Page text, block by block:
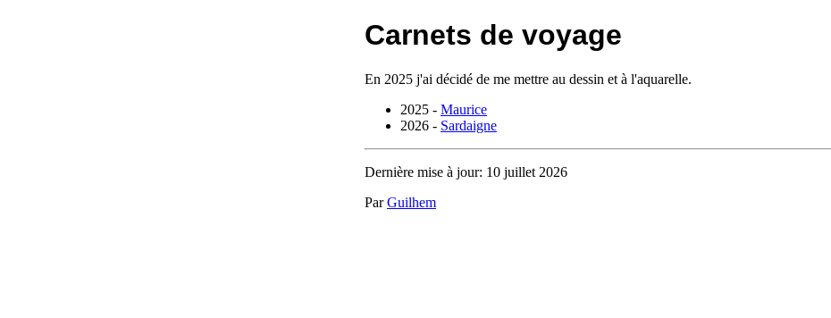
Carnets de voyage
En 2025 j'ai décidé de me mettre au dessin et à l'aquarelle.
2025 - Maurice
2026 - Sardaigne
Dernière mise à jour: 10 juillet 2026
ParGuilhem